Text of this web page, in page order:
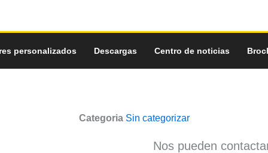
personalizados Descargas Centro de noticias
Categoria Sin categorizar
Nos pueden